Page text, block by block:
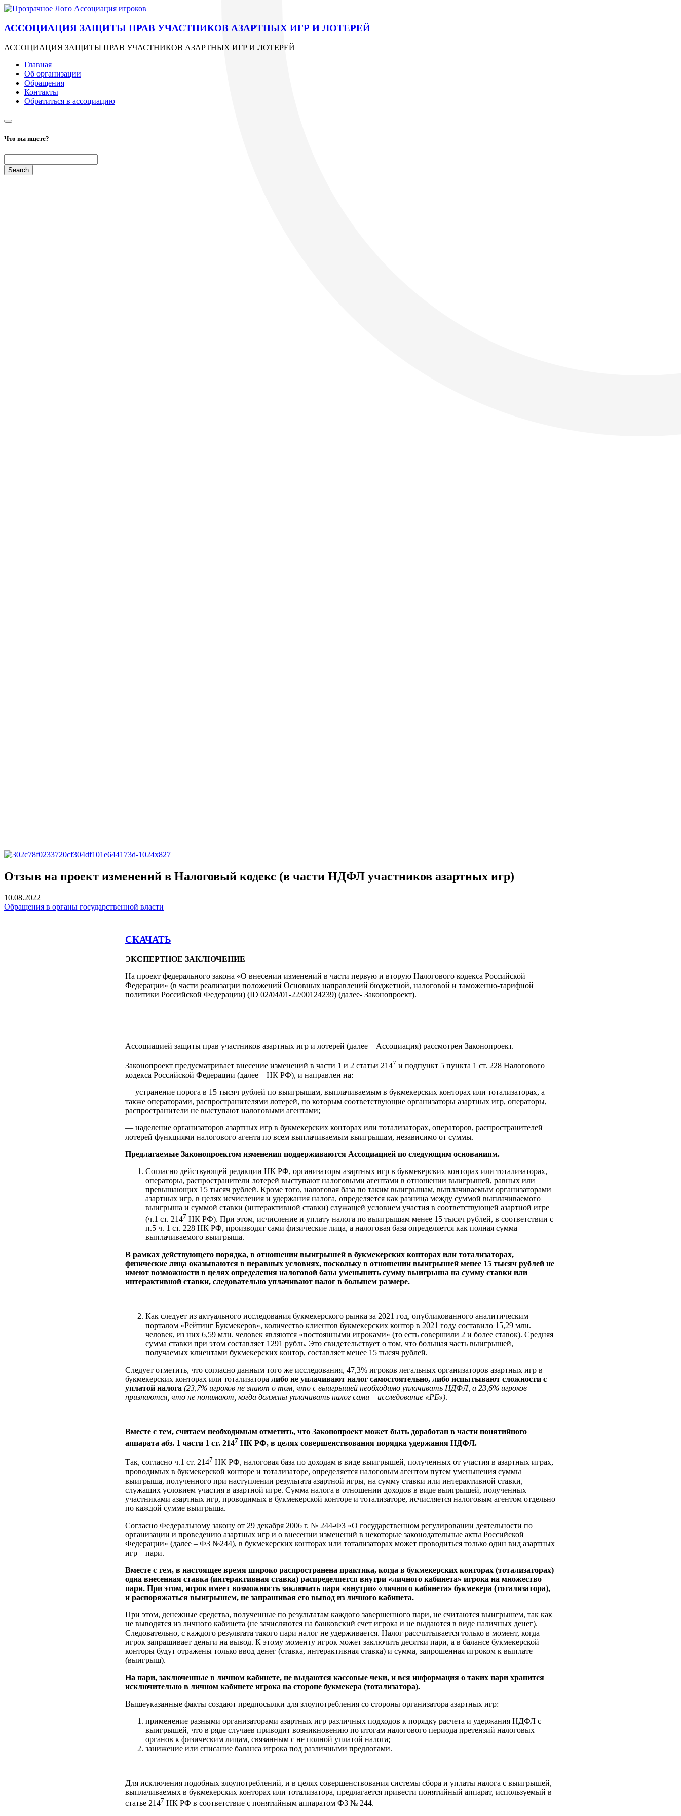
АССОЦИАЦИЯ ЗАЩИТЫ ПРАВ УЧАСТНИКОВ АЗАРТНЫХ ИГР И ЛОТЕРЕЙ
АССОЦИАЦИЯ ЗАЩИТЫ ПРАВ УЧАСТНИКОВ АЗАРТНЫХ ИГР И ЛОТЕРЕЙ
Главная
Об организации
Обращения
Контакты
Обратиться в ассоциацию
Что вы ищете?
Отзыв на проект изменений в Налоговый кодекс (в части НДФЛ участников азартных игр)
10.08.2022
Обращения в органы государственной власти
СКАЧАТЬ
ЭКСПЕРТНОЕ ЗАКЛЮЧЕНИЕ
На проект федерального закона «О внесении изменений в части первую и вторую Налогового кодекса Российской
Федерации» (в части реализации положений Основных направлений бюджетной, налоговой и таможенно-тарифной
политики Российской Федерации) (ID 02/04/01-22/00124239) (далее- Законопроект).
Ассоциацией защиты прав участников азартных игр и лотерей (далее – Ассоциация) рассмотрен Законопроект.
Законопроект предусматривает внесение изменений в части 1 и 2 статьи 2147 и подпункт 5 пункта 1 ст. 228 Налогового
кодекса Российской Федерации (далее – НК РФ), и направлен на:
— устранение порога в 15 тысяч рублей по выигрышам, выплачиваемым в букмекерских конторах или тотализаторах, а
также операторами, распространителями лотерей, по которым соответствующие организаторы азартных игр, операторы,
распространители не выступают налоговыми агентами;
— наделение организаторов азартных игр в букмекерских конторах или тотализаторах, операторов, распространителей
лотерей функциями налогового агента по всем выплачиваемым выигрышам, независимо от суммы.
Предлагаемые Законопроектом изменения поддерживаются Ассоциацией по следующим основаниям.
Согласно действующей редакции НК РФ, организаторы азартных игр в букмекерских конторах или тотализаторах,
операторы, распространители лотерей выступают налоговыми агентами в отношении выигрышей, равных или
превышающих 15 тысяч рублей. Кроме того, налоговая база по таким выигрышам, выплачиваемым организаторами
азартных игр, в целях исчисления и удержания налога, определяется как разница между суммой выплачиваемого
выигрыша и суммой ставки (интерактивной ставки) служащей условием участия в соответствующей азартной игре
(ч.1 ст. 2147 НК РФ). При этом, исчисление и уплату налога по выигрышам менее 15 тысяч рублей, в соответствии с
п.5 ч. 1 ст. 228 НК РФ, производят сами физические лица, а налоговая база определяется как полная сумма
выплачиваемого выигрыша.
В рамках действующего порядка, в отношении выигрышей в букмекерских конторах или тотализаторах,
физические лица оказываются в неравных условиях, поскольку в отношении выигрышей менее 15 тысяч рублей не
имеют возможности в целях определения налоговой базы уменьшить сумму выигрыша на сумму ставки или
интерактивной ставки, следовательно уплачивают налог в большем размере.
Как следует из актуального исследования букмекерского рынка за 2021 год, опубликованного аналитическим
порталом «Рейтинг Букмекеров», количество клиентов букмекерских контор в 2021 году составило 15,29 млн.
человек, из них 6,59 млн. человек являются «постоянными игроками» (то есть совершили 2 и более ставок). Средняя
сумма ставки при этом составляет 1291 рубль. Это свидетельствует о том, что большая часть выигрышей,
получаемых клиентами букмекерских контор, составляет менее 15 тысяч рублей.
Следует отметить, что согласно данным того же исследования, 47,3% игроков легальных организаторов азартных игр в
букмекерских конторах или тотализаторалибо не уплачивают налог самостоятельно, либо испытывают сложности с
уплатой налога (23,7% игроков не знают о том, что с выигрышей необходимо уплачивать НДФЛ, а 23,6% игроков
признаются, что не понимают, когда должны уплачивать налог сами – исследование «РБ»).
Вместе с тем, считаем необходимым отметить, что Законопроект может быть доработан в части понятийного
аппарата абз. 1 части 1 ст. 2147 НК РФ, в целях совершенствования порядка удержания НДФЛ.
Так, согласно ч.1 ст. 2147 НК РФ, налоговая база по доходам в виде выигрышей, полученных от участия в азартных играх,
проводимых в букмекерской конторе и тотализаторе, определяется налоговым агентом путем уменьшения суммы
выигрыша, полученного при наступлении результата азартной игры, на сумму ставки или интерактивной ставки,
служащих условием участия в азартной игре. Сумма налога в отношении доходов в виде выигрышей, полученных
участниками азартных игр, проводимых в букмекерской конторе и тотализаторе, исчисляется налоговым агентом отдельно
по каждой сумме выигрыша.
Согласно Федеральному закону от 29 декабря 2006 г. № 244-ФЗ «О государственном регулировании деятельности по
организации и проведению азартных игр и о внесении изменений в некоторые законодательные акты Российской
Федерации» (далее – ФЗ №244), в букмекерских конторах или тотализаторах может проводиться только один вид азартных
игр – пари.
Вместе с тем, в настоящее время широко распространена практика, когда в букмекерских конторах (тотализаторах)
одна внесенная ставка (интерактивная ставка) распределяется внутри «личного кабинета» игрока на множество
пари. При этом, игрок имеет возможность заключать пари «внутри» «личного кабинета» букмекера (тотализатора),
и распоряжаться выигрышем, не запрашивая его вывод из личного кабинета.
При этом, денежные средства, полученные по результатам каждого завершенного пари, не считаются выигрышем, так как
не выводятся из личного кабинета (не зачисляются на банковский счет игрока и не выдаются в виде наличных денег).
Следовательно, с каждого результата такого пари налог не удерживается. Налог рассчитывается только в момент, когда
игрок запрашивает деньги на вывод. К этому моменту игрок может заключить десятки пари, а в балансе букмекерской
конторы будут отражены только ввод денег (ставка, интерактивная ставка) и сумма, запрошенная игроком к выплате
(выигрыш).
На пари, заключенные в личном кабинете, не выдаются кассовые чеки, и вся информация о таких пари хранится
исключительно в личном кабинете игрока на стороне букмекера (тотализатора).
Вышеуказанные факты создают предпосылки для злоупотребления со стороны организатора азартных игр:
применение разными организаторами азартных игр различных подходов к порядку расчета и удержания НДФЛ с
выигрышей, что в ряде случаев приводит возникновению по итогам налогового периода претензий налоговых
органов к физическим лицам, связанным с не полной уплатой налога;
занижение или списание баланса игрока под различными предлогами.
Для исключения подобных злоупотреблений, и в целях совершенствования системы сбора и уплаты налога с выигрышей,
выплачиваемых в букмекерских конторах или тотализатора, предлагается привести понятийный аппарат, используемый в
статье 2147 НК РФ в соответствие с понятийным аппаратом ФЗ № 244.